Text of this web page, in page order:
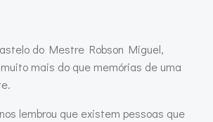
do Mestre Robson Miguel,
mais do que memórias de uma
lembrou que existem pessoas que